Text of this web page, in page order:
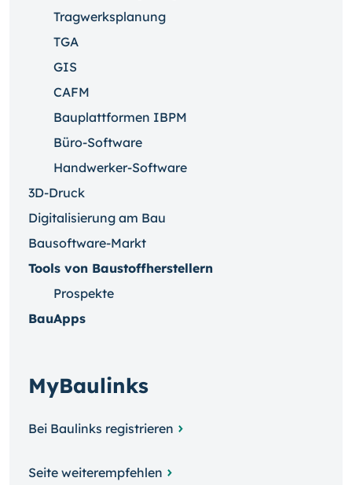
Tragwerksplanung
TGA
GIS
CAFM
Bauplattformen IBPM
Büro-Software
Handwerker-Software
3D-Druck
Digitalisierung am Bau
Bausoftware-Markt
Tools von Baustoffherstellern
Prospekte
BauApps
MyBaulinks
Bei Baulinks registrieren
Seite weiterempfehlen